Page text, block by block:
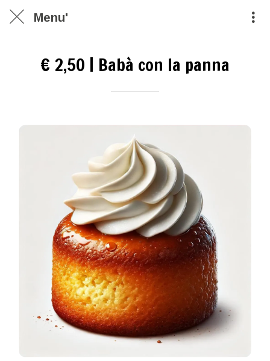
Menu'
€ 2,50 | Babà con la panna